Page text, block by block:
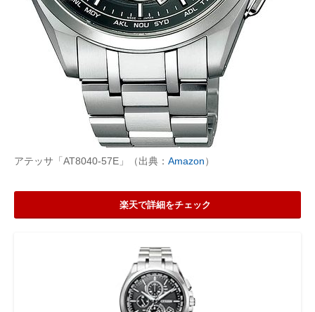
アテッサ「AT8040-57E」（出典： Amazon）
楽天で詳細をチェック